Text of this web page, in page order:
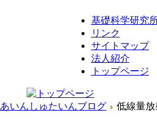
基礎科学研究
リンク
サイトマップ
法人紹介
トップページ
あいんしゅたいんブログ
低線量